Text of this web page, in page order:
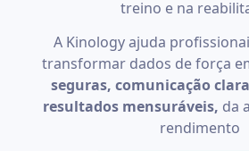
treino e na
A Kinology ajuda
transformar dados de força
seguras, comunicação
resultados mensuráveis, da
rendimento